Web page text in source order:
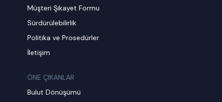
Müşteri Şikayet Formu
Sürdürülebilirlik
Politika ve Prosedürler
İletişim
ÖNE ÇIKANLAR
Bulut Dönüşümü